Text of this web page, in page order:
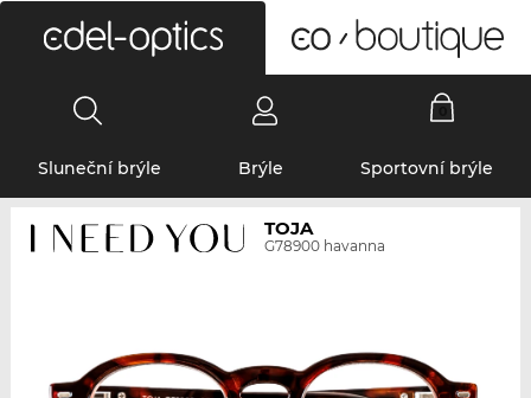
Sluneční brýle Brýle Sportovní brýle
TOJA
G78900 havanna